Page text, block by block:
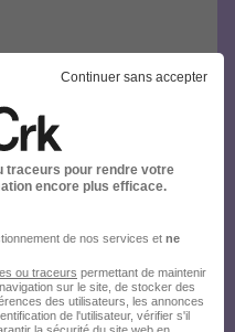
Continuer sans accepter
traceurs pour rendre votre
encore plus efficace.
de nos services et ne
ou traceurs permettant de maintenir
sur le site, de stocker des
des utilisateurs, les annonces
de l'utilisateur, vérifier s'il
la sécurité du site web en